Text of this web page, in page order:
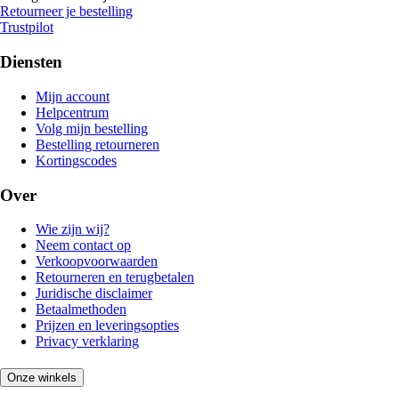
Retourneer je bestelling
Trustpilot
Diensten
Mijn account
Helpcentrum
Volg mijn bestelling
Bestelling retourneren
Kortingscodes
Over
Wie zijn wij?
Neem contact op
Verkoopvoorwaarden
Retourneren en terugbetalen
Juridische disclaimer
Betaalmethoden
Prijzen en leveringsopties
Privacy verklaring
Onze winkels